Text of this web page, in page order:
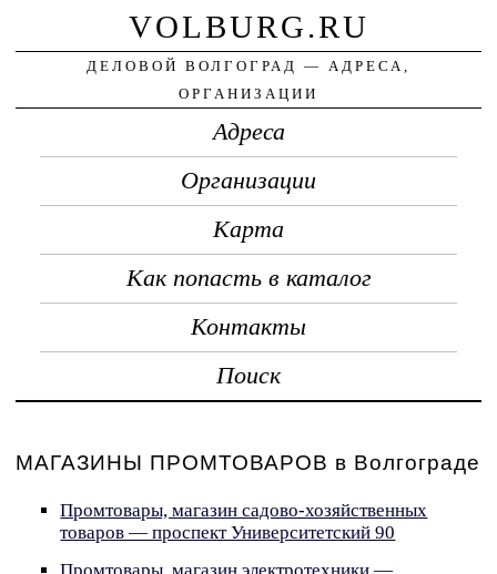
VOLBURG.RU
ДЕЛОВОЙ ВОЛГОГРАД — АДРЕСА,
ОРГАНИЗАЦИИ
Адреса
Организации
Карта
Как попасть в каталог
Контакты
Поиск
МАГАЗИНЫ ПРОМТОВАРОВ в Волгограде
Промтовары, магазин садово-хозяйственных
товаров — проспект Университетский 90